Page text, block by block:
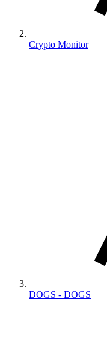
Crypto Monitor
DOGS - DOGS